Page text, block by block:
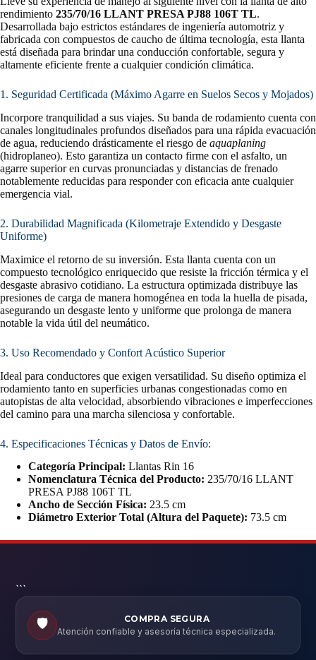
rendimiento 235/70/16 LLANT PRESA PJ88 106T TL.
Desarrollada bajo estrictos estándares de ingeniería automotriz y
fabricada con compuestos de caucho de última tecnología, esta llanta
está diseñada para brindar una conducción confortable, segura y
altamente eficiente frente a cualquier condición climática.
1. Seguridad Certificada (Máximo Agarre en Suelos Secos y Mojados)
Incorpore tranquilidad a sus viajes. Su banda de rodamiento cuenta con
canales longitudinales profundos diseñados para una rápida evacuación
de agua, reduciendo drásticamente el riesgo de aquaplaning
(hidroplaneo). Esto garantiza un contacto firme con el asfalto, un
agarre superior en curvas pronunciadas y distancias de frenado
notablemente reducidas para responder con eficacia ante cualquier
emergencia vial.
2. Durabilidad Magnificada (Kilometraje Extendido y Desgaste
Uniforme)
Maximice el retorno de su inversión. Esta llanta cuenta con un
compuesto tecnológico enriquecido que resiste la fricción térmica y el
desgaste abrasivo cotidiano. La estructura optimizada distribuye las
presiones de carga de manera homogénea en toda la huella de pisada,
asegurando un desgaste lento y uniforme que prolonga de manera
notable la vida útil del neumático.
3. Uso Recomendado y Confort Acústico Superior
Ideal para conductores que exigen versatilidad. Su diseño optimiza el
rodamiento tanto en superficies urbanas congestionadas como en
autopistas de alta velocidad, absorbiendo vibraciones e imperfecciones
del camino para una marcha silenciosa y confortable.
4. Especificaciones Técnicas y Datos de Envío:
Categoría Principal: Llantas Rin 16
Nomenclatura Técnica del Producto: 235/70/16 LLANT
PRESA PJ88 106T TL
Ancho de Sección Física: 23.5 cm
Diámetro Exterior Total (Altura del Paquete): 73.5 cm
```
🛡️
COMPRA SEGURA
Atención confiable y asesoría técnica especializada.